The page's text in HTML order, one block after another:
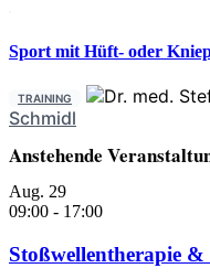
Sport mit Hüft- oder
TRAINING
Schmidl
Anstehende
Aug. 29
09:00 - 17:00
Stoßwellentherapie